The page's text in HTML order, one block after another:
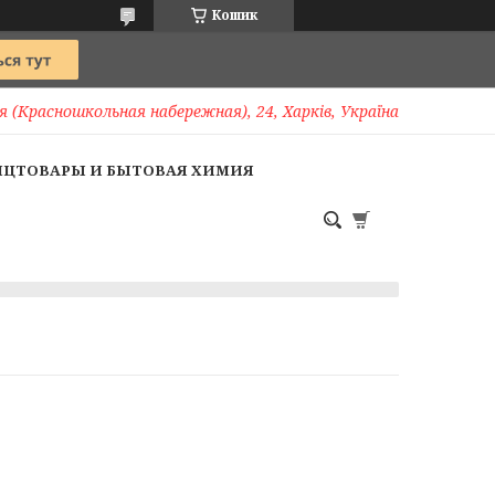
Кошик
(Красношкольная набережная), 24, Харків, Україна
И БЫТОВАЯ ХИМИЯ